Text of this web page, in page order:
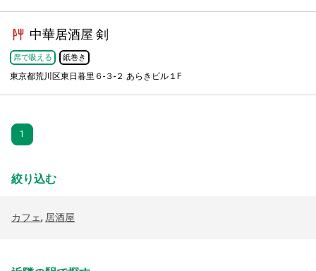
中華居酒屋 剣
席で吸える 紙巻き
東京都荒川区東日暮里６-３-２ あらきビル１F
1
絞り込む
カフェ, 居酒屋